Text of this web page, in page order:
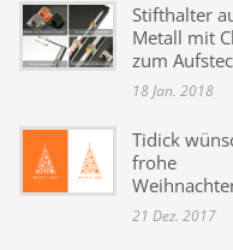
Stifthalter
Metall mit
zum
18 Jan. 2018
Tidick
frohe
21 Dez. 2017